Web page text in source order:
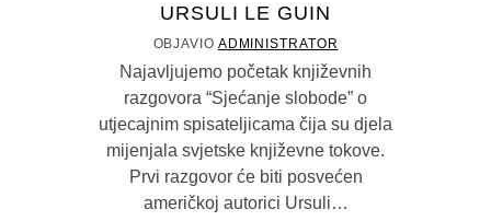
URSULI LE GUIN
OBJAVIO ADMINISTRATOR
Najavljujemo početak književnih
razgovora “Sjećanje slobode” o
utjecajnim spisateljicama čija su djela
mijenjala svjetske književne tokove.
Prvi razgovor će biti posvećen
američkoj autorici Ursuli…